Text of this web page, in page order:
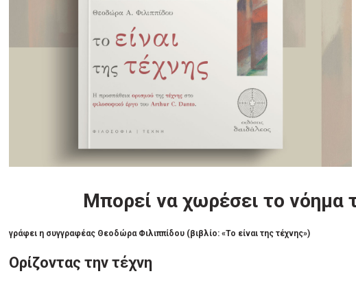
Μπορεί να χωρέσει το νόημα
γράφει η συγγραφέας Θεοδώρα Φιλιππίδου (βιβλίο: «Το είναι της τέχνης»)
Ορίζοντας την τέχνη